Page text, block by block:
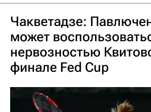
Чакветадзе:
может
нервозностью
финале Fed Cup